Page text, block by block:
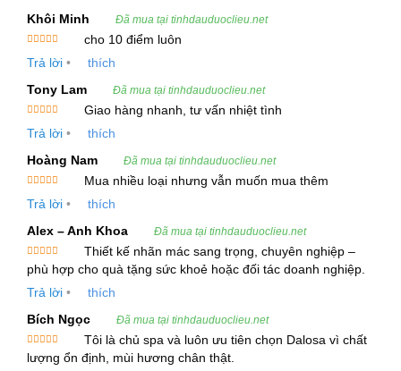
Tỷ trọng ở 25ºC: 0.8630 – 0.8750
Chỉ số khúc xạ
Góc quay cực: +8 đến +15
Hàm lượng hoạt chất chính
Tinh Dầu Lá Ngò được cung cấp với các chứng
và có nguồn gốc từ các quốc gia như Ấn Độ và
Indonesia. Sản phẩm có thể được đóng gói theo
các dung tích từ 100ml đến 25kg tùy theo nhu cầu
3. Công Dụng và Lợi Ích Của Tinh Dầu Lá Ngò
Khôi Minh
Đã mua tại tinhdauduoclieu.net
hạng
55
cho 10 điểm luôn
Trả lời •
thích
Tony Lam
Đã mua tại tinhdauduoclieu.net
hạng
55
Giao hàng nhanh, tư vấn nhiệt tình
Trả lời •
thích
Hoàng Nam
Đã mua tại tinhdauduoclieu.net
hạng
55
Mua nhiều loại nhưng vẫn muốn mua thêm
Trả lời •
thích
Alex – Anh Khoa
Đã mua tại tinhdauduoclieu.net
Được xếp
hạng 55
Thiết kế nhãn mác sang trọng, chuyên nghiệp –
phù hợp cho quà tặng sức khoẻ hoặc đối tác doanh nghiệp.
Trả lời •
thích
Bích Ngọc
Đã mua tại tinhdauduoclieu.net
Được xếp
hạng55
Tôi là chủ spa và luôn ưu tiên chọn Dalosa vì chất
lượng ổn định, mùi hương chân thật.